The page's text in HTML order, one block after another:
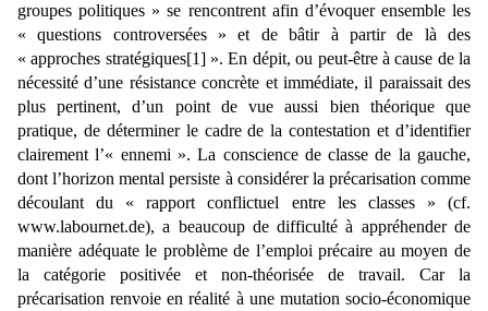
groupes politiques » se rencontrent afin d’évoquer ensemble les
« questions controversées » et de bâtir à partir de là des
« approches stratégiques[1]». En dépit, ou peut-être à cause de la
nécessité d’une résistance concrète et immédiate, il paraissait des
plus pertinent, d’un point de vue aussi bien théorique que
pratique, de déterminer le cadre de la contestation et d’identifier
clairement l’« ennemi ». La conscience de classe de la gauche,
dont l’horizon mental persiste à considérer la précarisation comme
découlant du « rapport conflictuel entre les classes » (cf.
www.labournet.de), a beaucoup de difficulté à appréhender de
manière adéquate le problème de l’emploi précaire au moyen de
la catégorie positivée et non-théorisée de travail. Car la
précarisation renvoie en réalité à une mutation socio-économique